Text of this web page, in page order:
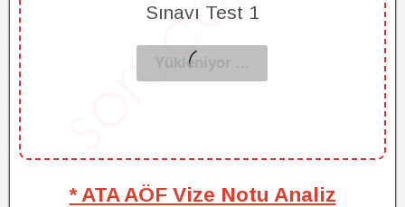
Sınavı Test 1
* ATA AÖF Vize Notu Analiz